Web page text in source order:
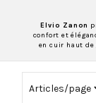
Elvio Zanon
confort et
en cuir haut